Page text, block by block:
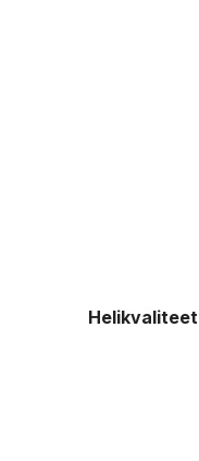
Helikvaliteet